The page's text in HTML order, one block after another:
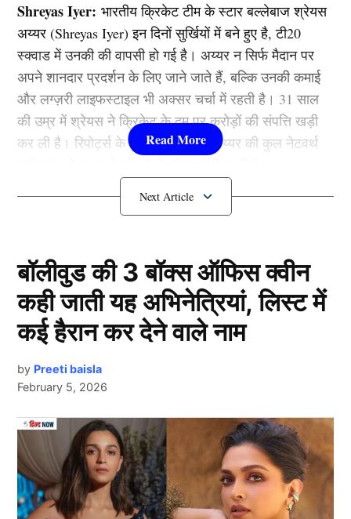
Shreyas Iyer:भारतीय क्रिकेट टीम के स्टार बल्लेबाज श्रेयस
अय्यर (Shreyas Iyer) इन दिनों सुर्खियों में बने हुए है, टी20
स्क्वाड में उनकी की वापसी हो गई है। अय्यर न सिर्फ मैदान पर
अपने शानदार प्रदर्शन के लिए जाने जाते हैं, बल्कि उनकी कमाई
और लग्ज़री लाइफस्टाइल भी अक्सर चर्चा में रहती है। 31 साल
की उम्र में श्रेयस ने क्रिकेट के दम पर करोड़ों की संपत्ति खड़ी
कर ली है। रिपोर्ट्स के मुताबिक, श्रेयस अय्यर की कुल नेटवर्थ
Shreyas Iyer की नेटवर्थ
Shreyas Iyer
भारतीय क्रिकेट टीम के स्टार मिडिल ऑर्डर बल्लेबाज श्रेयस
अय्यर (Shreyas Iyer) न सिर्फ मैदान पर अपने शानदार प्रदर्शन
के लिए जाने जाते हैं, बल्कि उनकी कमाई और लग्ज़री
Next Article
बॉलीवुड की 3 बॉक्स ऑफिस क्वीन
कही जाती यह अभिनेत्रियां, लिस्ट में
कई हैरान कर देने वाले नाम
by Preeti baisla
February 5, 2026